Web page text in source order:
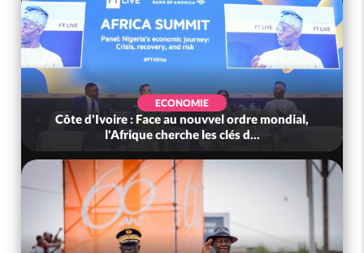
ECONOMIE
Côte d'Ivoire : Face au nouvvel ordre mondial,
l'Afrique cherche les clés d...